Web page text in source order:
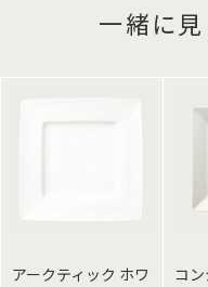
一緒に
アークティック ホワ
コ